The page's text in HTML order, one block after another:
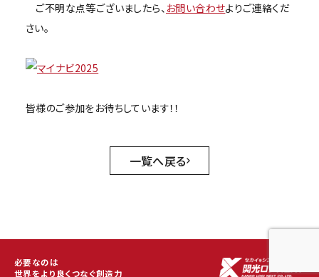
ご不明な点等ございましたら、 お問い合わせよりご連絡くだ
さい。
皆様のご参加をお待ちしています！！
一覧へ戻る
必要なのは
世界をより良くつなぐ創造力